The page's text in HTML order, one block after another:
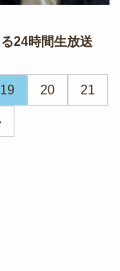
24時間生放送
19 20 21